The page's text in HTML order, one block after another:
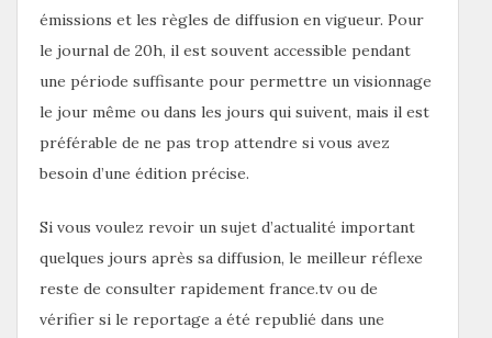
émissions et les règles de diffusion en vigueur. Pour
le journal de 20h, il est souvent accessible pendant
une période suffisante pour permettre un visionnage
le jour même ou dans les jours qui suivent, mais il est
préférable de ne pas trop attendre si vous avez
besoin d’une édition précise.
Si vous voulez revoir un sujet d’actualité important
quelques jours après sa diffusion, le meilleur réflexe
reste de consulter rapidement france.tv ou de
vérifier si le reportage a été republié dans une